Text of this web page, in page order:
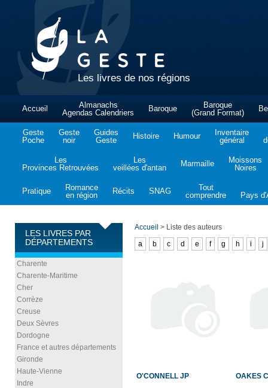
Les livres de nos régions
Accueil
Almanachs
Agendas Calendriers
Baroque
Baroque
(Grand Format)
Geste
Poche
Geste
noir
Guides
Geste
Histoire Humour
Inventaire
général
Les
Provinces Retrouvées
Les
veillées d'antan
Marmaille
Moissons
Noires
Pratique
Romance
en région
Récits SNAG
Tout
comprendre
Pays
LES LIVRES PAR
DÉPARTEMENTS
Charente
Charente-Maritime
Cher
Corrèze
Creuse
Deux Sèvres
Dordogne
France et autres départements
Gironde
Haute-Vienne
Indre
Accueil > Liste des auteurs
a
b c d e f g h i j
O'CONNELL JP OAKES